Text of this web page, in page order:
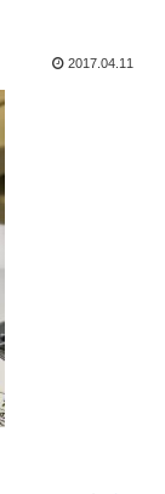
2017.04.11